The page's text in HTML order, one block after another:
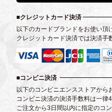
クレジットカード決済
以下のカードブランドをお使い頂
クレジットカード決済では決済手
コンビニ決済
以下のコンビニエンスストアから
コンビニ決済の決済手数料は一律
ご注文から3日間以内に指定のコ